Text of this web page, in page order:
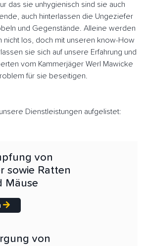
das sie unhygienisch sind sie auch
auch hinterlassen die Ungeziefer
und Gegenstände. Alleine werden
nicht los, doch mit unseren know-How
sie sich auf unsere Erfahrung und
vom Kammerjäger Werl Mawicke
für sie beseitigen.
Dienstleistungen aufgelistet:
von
sowie Ratten
Mäuse
von